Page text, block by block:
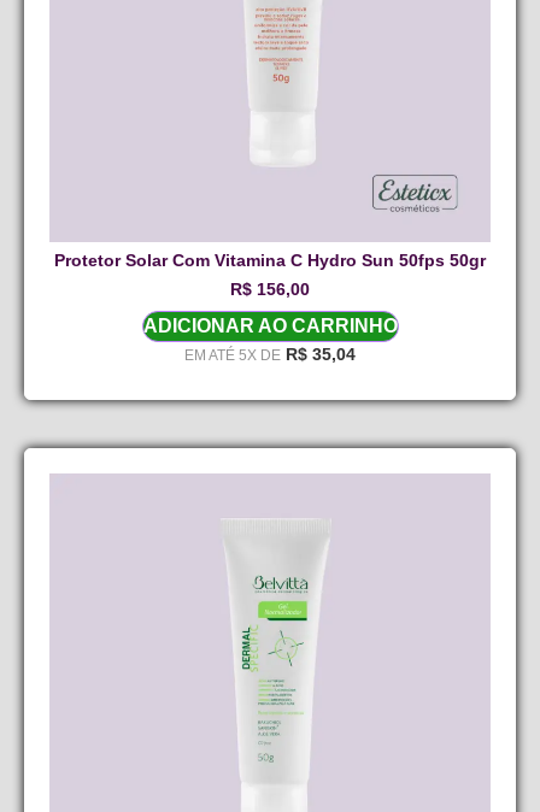
Protetor Solar Com Vitamina C Hydro Sun 50fps 50gr
R$ 156,00
ADICIONAR AO CARRINHO
EM ATÉ 5X DE R$ 35,04